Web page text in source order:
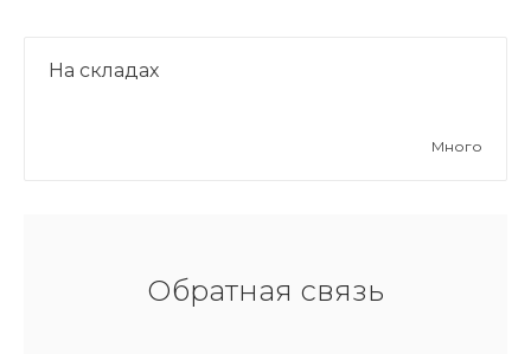
На складах
Много
Обратная связь